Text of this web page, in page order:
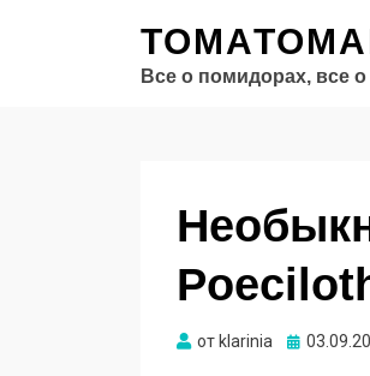
Все о помидорах, все о
от klarinia